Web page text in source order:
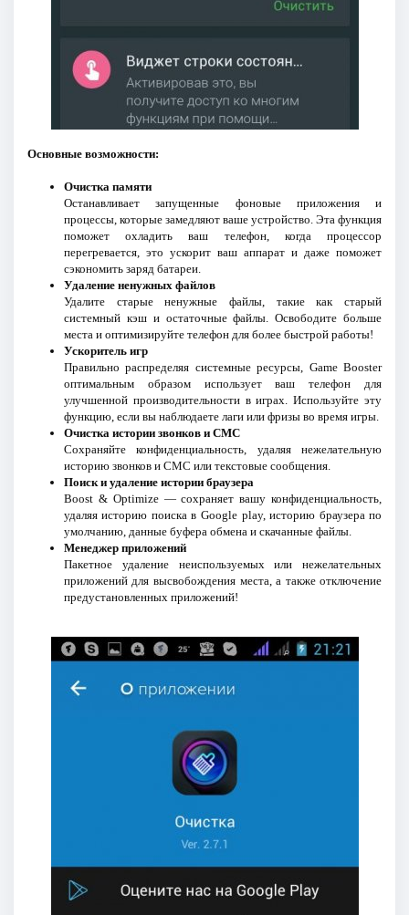
Основные возможности:
Очистка памяти
Останавливает запущенные фоновые приложения и
процессы, которые замедляют ваше устройство. Эта функция
поможет охладить ваш телефон, когда процессор
перегревается, это ускорит ваш аппарат и даже поможет
сэкономить заряд батареи.
Удаление ненужных файлов
Удалите старые ненужные файлы, такие как старый
системный кэш и остаточные файлы. Освободите больше
места и оптимизируйте телефон для более быстрой работы!
Ускоритель игр
Правильно распределяя системные ресурсы, Game Booster
оптимальным образом использует ваш телефон для
улучшенной производительности в играх. Используйте эту
функцию, если вы наблюдаете лаги или фризы во время игры.
Очистка истории звонков и СМС
Сохраняйте конфиденциальность, удаляя нежелательную
историю звонков и СМС или текстовые сообщения.
Поиск и удаление истории браузера
Boost & Optimize — сохраняет вашу конфиденциальность,
удаляя историю поиска в Google play, историю браузера по
умолчанию, данные буфера обмена и скачанные файлы.
Менеджер приложений
Пакетное удаление неиспользуемых или нежелательных
приложений для высвобождения места, а также отключение
предустановленных приложений!